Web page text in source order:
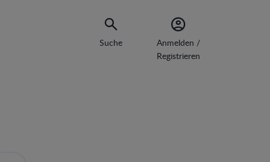
Suche
Anmelden /
Registrieren